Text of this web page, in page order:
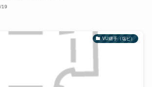
19
VU継手（塩ビ）